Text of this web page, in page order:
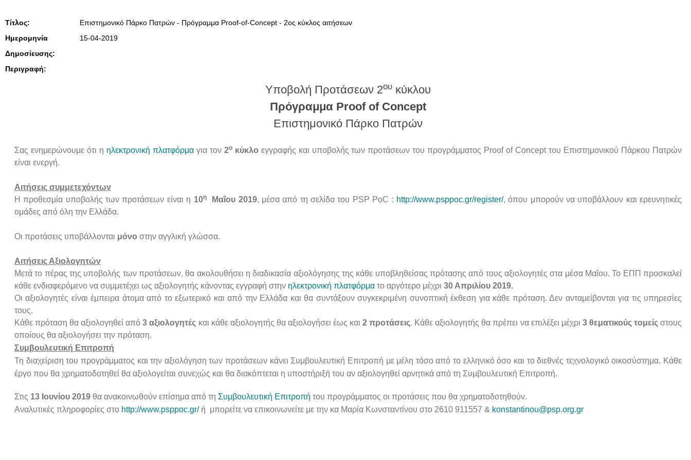
Τίτλος:
Επιστημονικό Πάρκο Πατρών - Πρόγραμμα Proof-of-Concept - 2oς κύκλος αιτήσεων
Ημερομηνία
Δημοσίευσης:
15-04-2019
Περιγραφή:
Υποβολή Προτάσεων 2ου κύκλου
Πρόγραμμα Proof of Concept
Επιστημονικό Πάρκο Πατρών
Σας ενημερώνουμε ότι η ηλεκτρονική πλατφόρμαγια τον 2οκύκλο εγγραφής και υποβολής των προτάσεων του προγράμματος Proof of Concept του Επιστημονικού Πάρκου Πατρών
είναι ενεργή.
Αιτήσεις συμμετεχόντων
Η προθεσμία υποβολής των προτάσεων είναι η 10ηΜαΐου 2019, μέσα από τη σελίδα του PSP PoC : http://www.psppoc.gr/register/, όπου μπορούν να υποβάλλουν και ερευνητικές
ομάδες από όλη την Ελλάδα.
Οι προτάσεις υποβάλλονται μόνο στην αγγλική γλώσσα.
Αιτήσεις Αξιολογητών
Μετά το πέρας της υποβολής των προτάσεων, θα ακολουθήσει η διαδικασία αξιολόγησης της κάθε υποβληθείσας πρότασης από τους αξιολογητές στα μέσα Μαΐου. Το ΕΠΠ προσκαλεί
κάθε ενδιαφερόμενο να συμμετέχει ως αξιολογητής κάνοντας εγγραφή στην ηλεκτρονική πλατφόρμα το αργότερο μέχρι 30 Απριλίου 2019.
Οι αξιολογητές είναι έμπειρα άτομα από το εξωτερικό και από την Ελλάδα και θα συντάξουν συγκεκριμένη συνοπτική έκθεση για κάθε πρόταση. Δεν ανταμείβονται για τις υπηρεσίες
τους.
Κάθε πρόταση θα αξιολογηθεί από3 αξιολογητές και κάθε αξιολογητής θα αξιολογήσει έως και2 προτάσεις. Κάθε αξιολογητής θα πρέπει να επιλέξει μέχρι 3 θεματικούς τομείς στους
οποίους θα αξιολογήσει την πρόταση.
Συμβουλευτική Επιτροπή
Τη διαχείριση του προγράμματος και την αξιολόγηση των προτάσεων κάνει Συμβουλευτική Επιτροπή με μέλη τόσο από το ελληνικό όσο και το διεθνές τεχνολογικό οικοσύστημα. Κάθε
έργο που θα χρηματοδοτηθεί θα αξιολογείται συνεχώς και θα διακόπτεται η υποστήριξή του αν αξιολογηθεί αρνητικά από τη Συμβουλευτική Επιτροπή.
Στις 13 Ιουνίου 2019 θα ανακοινωθούν επίσημα από τη Συμβουλευτική Επιτροπή του προγράμματος οι προτάσεις που θα χρηματοδοτηθούν.
Αναλυτικές πληροφορίες στο http://www.psppoc.gr/ή μπορείτε να επικοινωνείτε με την κα Μαρία Κωνσταντίνου στο 2610 911557 & konstantinou@psp.org.gr